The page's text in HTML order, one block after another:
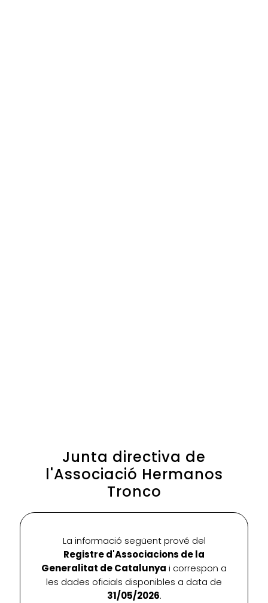
Junta directiva de
l'Associació Hermanos
Tronco
La informació següent prové del
Registre d'Associacions de la
Generalitat de Catalunya i correspon a
les dades oficials disponibles a data de
31/05/2026.